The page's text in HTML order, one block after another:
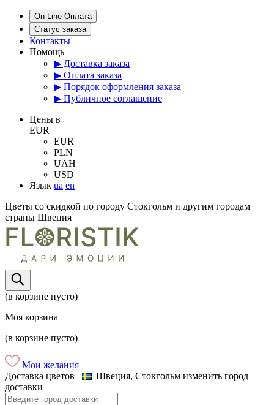
On-Line Оплата
Статус заказа
Контакты
Помощь
▶ Доставка заказа
▶ Оплата заказа
▶ Порядок оформления заказа
▶ Публичное соглашение
Цены в
EUR
EUR
PLN
UAH
USD
Язык ua en
Цветы со скидкой по городу Стокгольм и другим городам
страны Швеция
(в корзине пусто)
Моя корзина
(в корзине пусто)
Мои желания
Доставка цветов
Швеция, Стокгольм изменить город
доставки